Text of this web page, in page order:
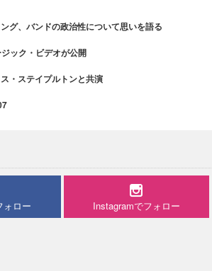
グ、バンドの政治性について思いを語る
ック・ビデオが公開
・ステイプルトンと共演
ォロー Instagramでフォロー